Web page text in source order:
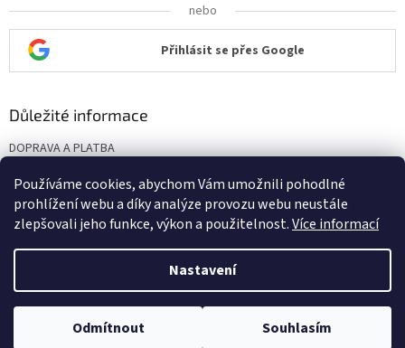
Používáme cookies, abychom Vám umožnili pohodlné
prohlížení webu a díky analýze provozu webu neustále
zlepšovali jeho funkce, výkon a použitelnost.Více informací
Nastavení
Odmítnout Souhlasím
nebo
Přihlásit se přes Google
Důležité informace
DOPRAVA A PLATBA
Obchodní podmínky
Podmínky ochrany osobních údajů
Vytvořil Shoptet